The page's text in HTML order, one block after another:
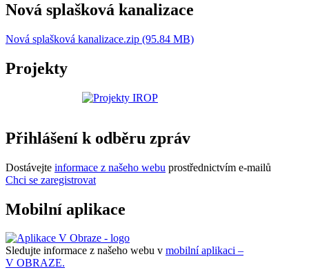
Nová splašková kanalizace
Nová splašková kanalizace.zip (95.84 MB)
Projekty
Přihlášení k odběru zpráv
Dostávejte informace z našeho webu prostřednictvím e-mailů
Chci se zaregistrovat
Mobilní aplikace
Sledujte informace z našeho webu v mobilní aplikaci –
V OBRAZE.